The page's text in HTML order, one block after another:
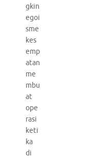
gkin
egoi
sme
kes
emp
atan
me
mbu
at
ope
rasi
keti
ka
di